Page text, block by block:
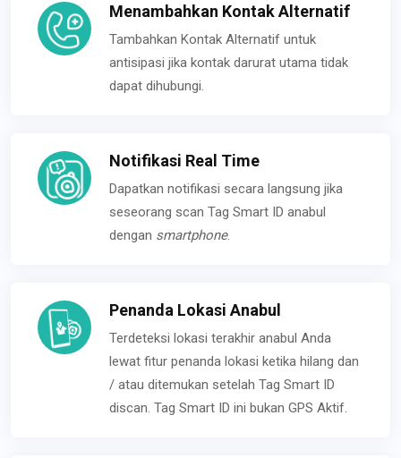
Menambahkan Kontak Alternatif
Tambahkan Kontak Alternatif untuk
antisipasi jika kontak darurat utama tidak
dapat dihubungi.
Notifikasi Real Time
Dapatkan notifikasi secara langsung jika
seseorang scan Tag Smart ID anabul
dengan smartphone.
Penanda Lokasi Anabul
Terdeteksi lokasi terakhir anabul Anda
lewat fitur penanda lokasi ketika hilang dan
/ atau ditemukan setelah Tag Smart ID
discan. Tag Smart ID ini bukan GPS Aktif.